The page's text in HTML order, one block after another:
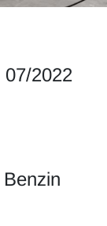
07/2022
Benzin